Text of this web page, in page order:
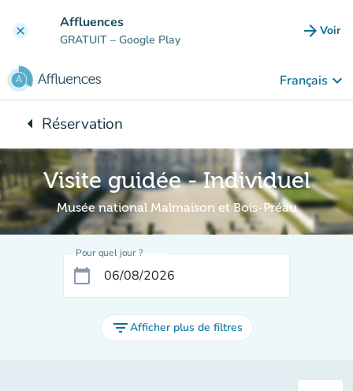
clear Affluences
GRATUIT – Google Play arrow_forward Voir
Français keyboard_arrow_down
arrow_leftRetour à :
Réservation
Visite guidée - Individuel
Musée national Malmaison et Bois-Préau
Pour quel jour ?
calendar_today
filter_listAfficher plus de filtres